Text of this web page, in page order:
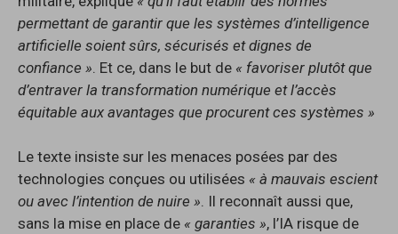
permettant de garantir que les systèmes d’intelligence
artificielle soient sûrs, sécurisés et dignes de
confiance » . Et ce, dans le but de « favoriser plutôt que
d’entraver la transformation numérique et l’accès
équitable aux avantages que procurent ces systèmes »
Le texte insiste sur les menaces posées par des
technologies conçues ou utilisées « à mauvais escient
ou avec l’intention de nuire ». Il reconnaît aussi que,
sans la mise en place de « garanties », l’IA risque de